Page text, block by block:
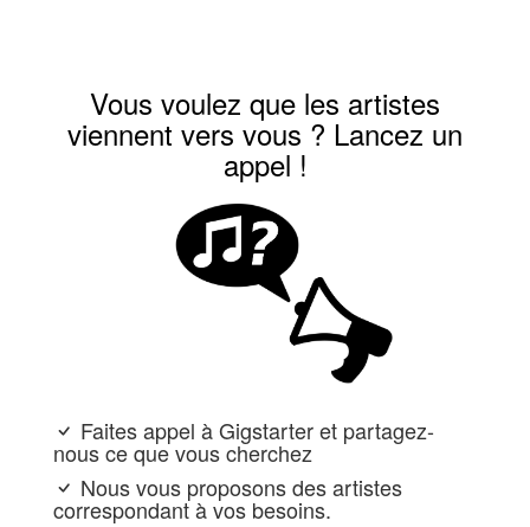
Vous voulez que les artistes
viennent vers vous ? Lancez un
appel !
Faites appel à Gigstarter et partagez-
nous ce que vous cherchez
Nous vous proposons des artistes
correspondant à vos besoins.